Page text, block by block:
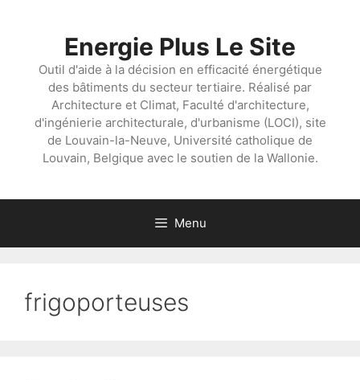
Energie Plus Le Site
Outil d'aide à la décision en efficacité énergétique
des bâtiments du secteur tertiaire. Réalisé par
Architecture et Climat, Faculté d'architecture,
d'ingénierie architecturale, d'urbanisme (LOCI), site
de Louvain-la-Neuve, Université catholique de
Louvain, Belgique avec le soutien de la Wallonie.
Menu
frigoporteuses